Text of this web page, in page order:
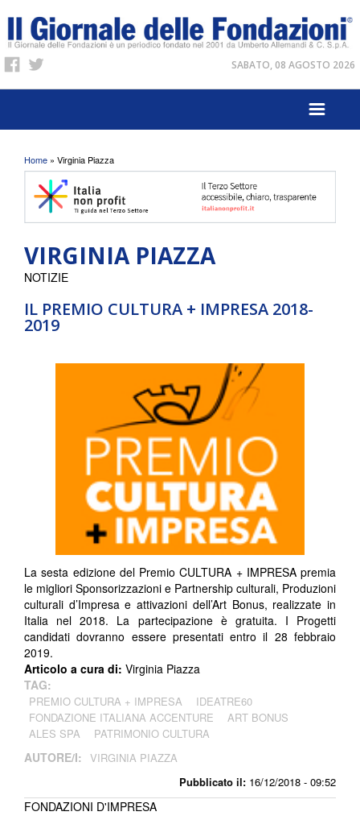
SABATO, 08 AGOSTO 2026
Tu sei qui
Home » Virginia Piazza
VIRGINIA PIAZZA
IL PREMIO CULTURA + IMPRESA 2018-
2019
Pubblicato il: 16/12/2018 - 09:52
NOTIZIE
La sesta edizione del Premio CULTURA + IMPRESA premia
le migliori Sponsorizzazioni e Partnership culturali, Produzioni
culturali d’Impresa e attivazioni dell’Art Bonus, realizzate in
Italia nel 2018. La partecipazione è gratuita. I Progetti
candidati dovranno essere presentati entro il 28 febbraio
2019.
Articolo a cura di: Virginia Piazza
TAG:
PREMIO CULTURA + IMPRESA
IDEATRE60
FONDAZIONE ITALIANA ACCENTURE
ART BONUS
ALES SPA
PATRIMONIO CULTURA
AUTORE/I: VIRGINIA PIAZZA
FONDAZIONI D'IMPRESA